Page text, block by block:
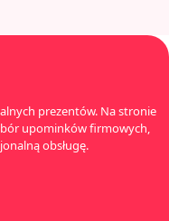
prezentów. Na stronie
upominków firmowych,
obsługę.